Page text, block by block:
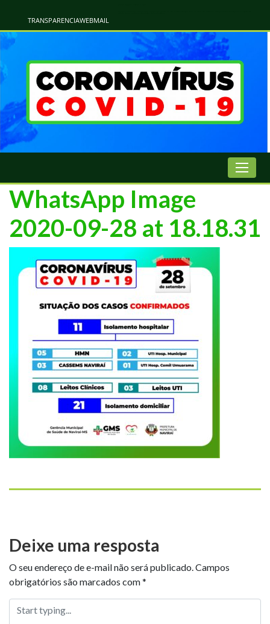
TRANSPARENCIAWEBMAIL
WhatsApp Image
2020-09-28 at 18.18.31
Deixe uma resposta
O seu endereço de e-mail não será publicado.Campos
obrigatórios são marcados com*